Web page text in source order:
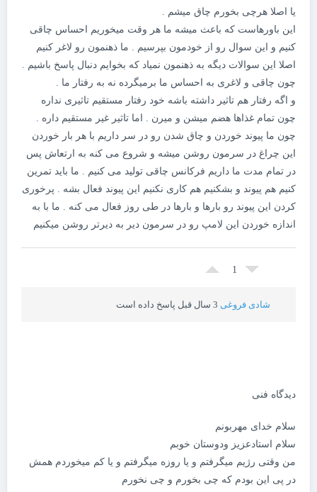
یا اصلا هرچی بخورم چاق میشم .
این باورهاست که باعث میشه ما هر وقت میخوریم احساس چاقی
کنیم و این سوال رو از خودمون بپرسیم . ما ذهنمون رو لاغر کنیم
اصلا این سوالات دیگه به ذهنمون نمیاد که بخوایم دنبال پاسخ باشیم .
چون چاقی و لاغری به احساس ما برمیگرده نه به رفتار ما .
و اگه رفتار هم تاثیر داشته باشه خود رفتار مستقیم تاثیری نداره
چون تمام غذاها هضم میشن و میرن . اما تاثیر غیر مستقیم داره .
چون ما پیوند خوردن و چاق شدن رو در سر داریم با هر بار خوردن
این چراغ در سرمون روشن میشه و شروع می کنه به ارتعاش پس
در تمام مدت ما داریم فرکانس چاقی تولید می کنیم . ما باید تمرین
کنیم هم پیوند و بشکنیم هم کاری نکنیم این پیوند فعال بشه . پرخوری
کردن این پیوند رو بارها و بارها در طی روز فعال می کنه . ما با به
اندازه خوردن این لامپ رو در سرمون دیر به دیرتر روشن میکنیم
1
شادی فروغی
دیدگاه فنی
سلام خدای مهربونم
سلام استادعزیز ودوستان خوبم
من وقتی رژیم میگرفتم و یا روزه میگرفتم و یا کم میخوردم همش
در پی این بودم که چی بخورم و چی نخورم